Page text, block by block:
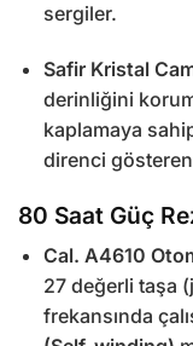
sergiler.
Safir Kristal
derinliğini
kaplamaya
direnci gösteren
80 Saat Güç
Cal. A4610
27 değerli taşa
frekansında